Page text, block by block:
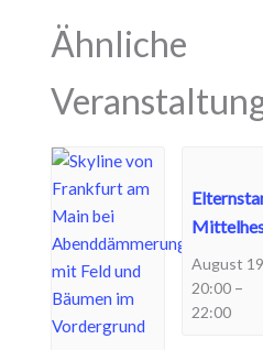
Ähnliche
August 19
20:00–
22:00